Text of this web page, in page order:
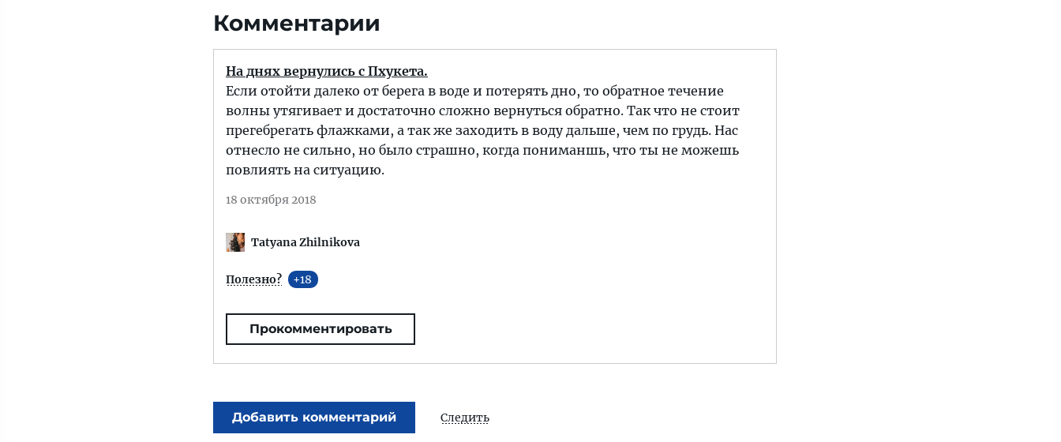
Комментарии
На днях вернулись с Пхукета.
Если отойти далеко от берега в воде и потерять дно, то обратное течение
волны утягивает и достаточно сложно вернуться обратно. Так что не стоит
прегебрегать флажками, а так же заходить в воду дальше, чем по грудь. Нас
отнесло не сильно, но было страшно, когда пониманшь, что ты не можешь
повлиять на ситуацию.
18 октября 2018
Tatyana Zhilnikova
Полезно? 18
Прокомментировать
Добавить комментарий Следить